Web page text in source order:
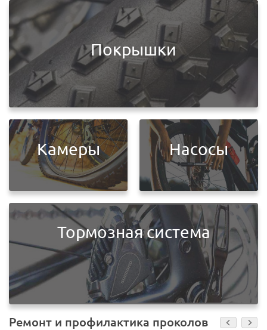
Покрышки
Насосы
Камеры
Тормозная система
Ремонт и профилактика проколов